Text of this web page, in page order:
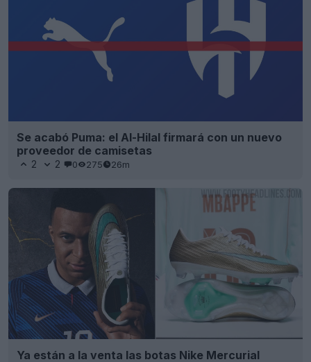
Se acabó Puma: el Al-Hilal firmará con un nuevo
proveedor de camisetas
2 2 0 275 26m
Ya están a la venta las botas Nike Mercurial